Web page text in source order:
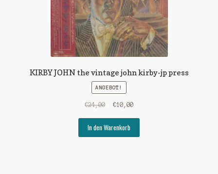
KIRBY JOHN the vintage john kirby-jp press
ANGEBOT!
€24,00
Ursprünglicher
war:
€24,00
€10,00Aktueller
€10,00.
In den Warenkorb